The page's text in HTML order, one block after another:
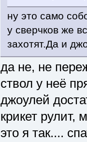
ну это само
у сверчков же
захотят.Да и
да не, не
ствол у неё
джоулей
крикет рулит,
это я так....